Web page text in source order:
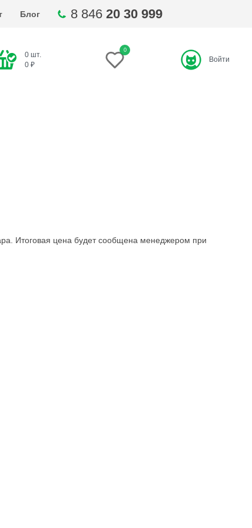
Блог 8 846 20 30 999
0 шт.
0 ₽
0
Войти
Итоговая цена будет сообщена менеджером при